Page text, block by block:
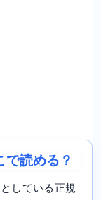
で読める？
している正規